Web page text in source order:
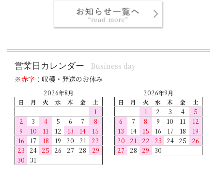
営業日カレンダー
Business day
※赤字 ：収穫・発送のお休み
2026年8月
日
月 火 水 木 金
土
1
2
3 4 5 6 7
8
9
10 11 12 13 14
15
16
17 18 19 20 21
22
23
24 25 26 27 28
29
30
31
2026年9月
日
月 火 水 木 金
土
1
2 3 4
5
6
7 8 9 10 11
12
13
14 15 16 17 18
19
20
21 22 23 24 25
26
27
28 29 30